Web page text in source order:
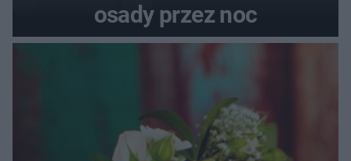
osady przez noc